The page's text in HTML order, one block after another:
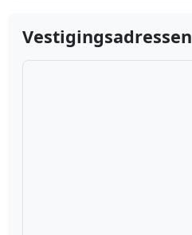
Vestigingsadressen